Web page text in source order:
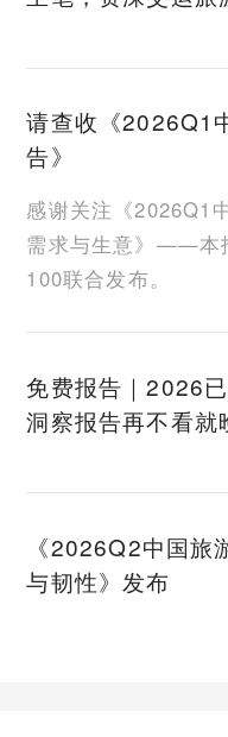
请查收《2026Q1
告》
感谢关注《2026Q1
需求与生意》——本
100联合发布。
免费报告｜2026
洞察报告再不看就
《2026Q2中国旅
与韧性》发布